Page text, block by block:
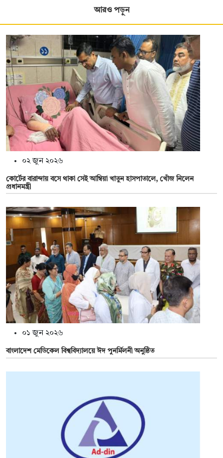
আরও পড়ুন
০২ জুন ২০২৬
কোর্টের বারান্দায় বসে থাকা সেই আম্বিয়া খাতুন হাসপাতালে, খোঁজ নিলেন
প্রধানমন্ত্রী
০১ জুন ২০২৬
বাংলাদেশ মেডিকেল বিশ্ববিদ্যালয়ে ঈদ পুনর্মিলনী অনুষ্ঠিত